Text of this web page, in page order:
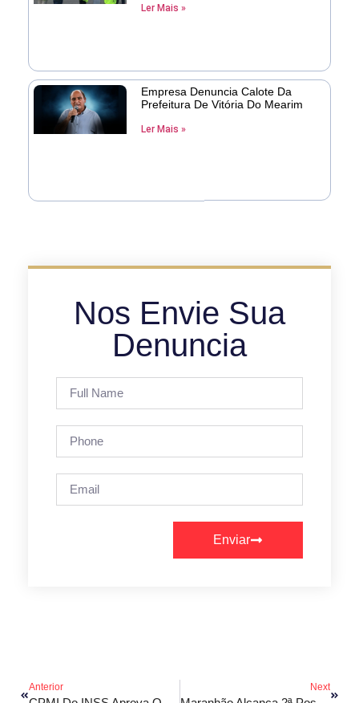
Ler Mais »
Empresa Denuncia Calote Da
Prefeitura De Vitória Do Mearim
Ler Mais »
Nos Envie Sua
Denuncia
Enviar
Anterior Next